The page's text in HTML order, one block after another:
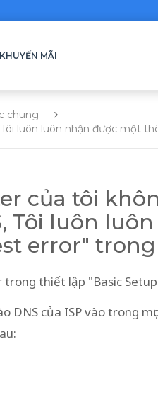
KHUYẾN MÃI
chung
luôn luôn nhận được một
của tôi
Tôi luôn
error"
trong thiết lập "Basic
DNS của ISP vào trong